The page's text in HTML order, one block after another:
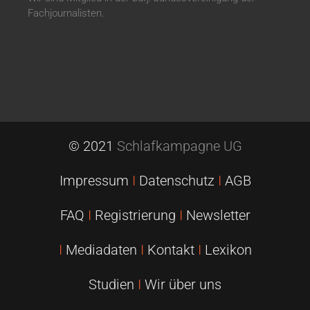
Fachjournalisten.
© 2021 Schlafkampagne UG
Impressum I Datenschutz I AGB
FAQ I Registrierung I Newsletter
I Mediadaten I Kontakt I Lexikon
Studien I Wir über uns